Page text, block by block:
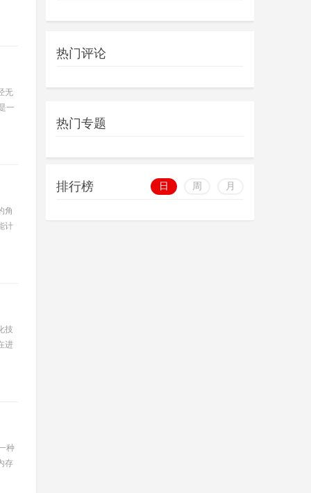
无
一
角
计
技
进
种
存
热门评论
热门专题
排行榜 日 周 月